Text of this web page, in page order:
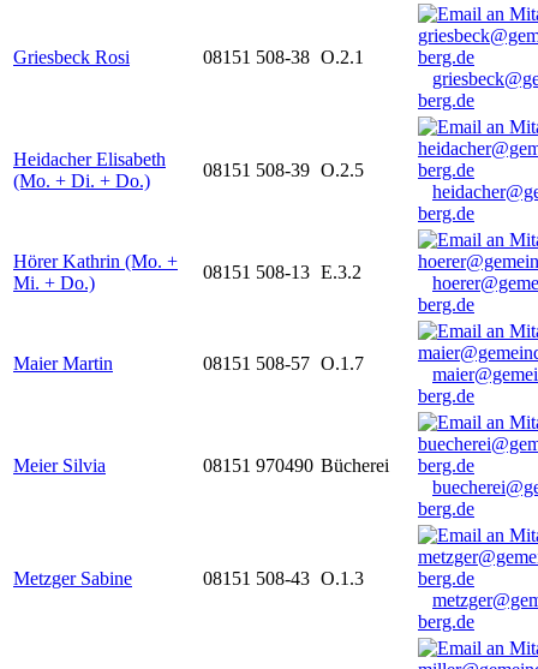
Griesbeck Rosi 08151 508-38 O.2.1
berg.de
Heidacher Elisabeth
(Mo. + Di. + Do.)
08151 508-39 O.2.5
berg.de
Hörer Kathrin (Mo. +
Mi. + Do.)
08151 508-13 E.3.2
berg.de
Maier Martin 08151 508-57 O.1.7
berg.de
Meier Silvia 08151 970490 Bücherei
berg.de
Metzger Sabine 08151 508-43 O.1.3
berg.de